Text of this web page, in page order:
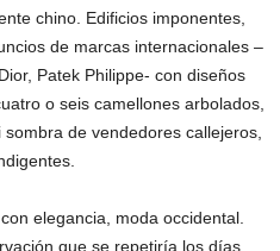
chino. Edificios imponentes,
de marcas internacionales –
Patek Philippe- con diseños
o seis camellones arbolados,
de vendedores callejeros,
elegancia, moda occidental.
que se repetiría los días